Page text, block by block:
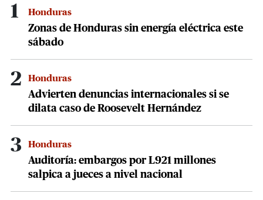
1 Honduras
Zonas de Honduras sin energía eléctrica este
sábado
2 Honduras
Advierten denuncias internacionales si se
dilata caso de Roosevelt Hernández
3 Honduras
Auditoría: embargos por L921 millones
salpica a jueces a nivel nacional